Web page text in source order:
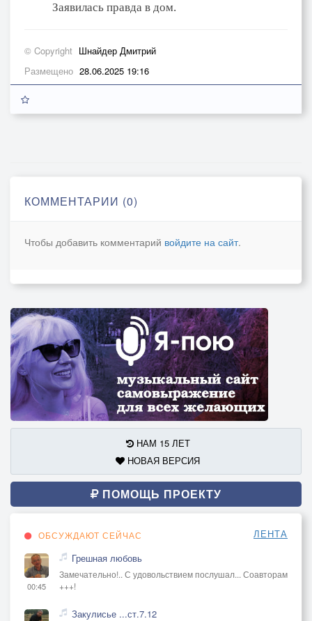
Заявилась правда в дом.
© Copyright Шнайдер Дмитрий
Размещено 28.06.2025 19:16
КОММЕНТАРИИ (0)
Чтобы добавить комментарий войдите на сайт.
НАМ 15 ЛЕТ
НОВАЯ ВЕРСИЯ
ПОМОЩЬ ПРОЕКТУ
ОБСУЖДАЮТ СЕЙЧАС ЛЕНТА
00:45
Грешная любовь
Замечательно!.. С удовольствием послушал... Соавторам
+++!
Закулисье ...ст.7.12